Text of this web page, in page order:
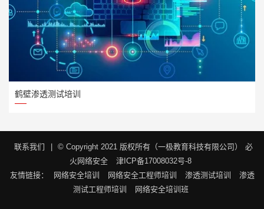
鹤壁渗透测试培训
联系我们 © Copyright 2021 版权所有（一极教育科技有限公司）
必
火网络安全
津ICP备17008032号-8
友情链接：
网络安全培训 网络安全工程师培训 渗透测试培训
渗透
测试工程师培训
网络安全培训班